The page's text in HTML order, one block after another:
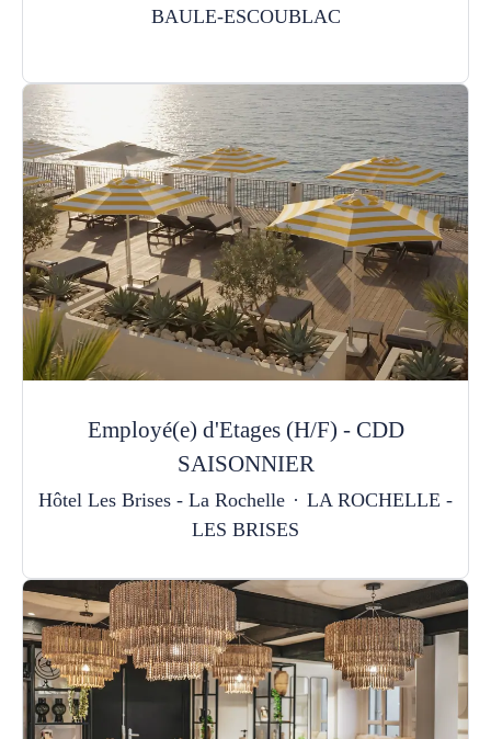
BAULE-ESCOUBLAC
Employé(e) d'Etages (H/F) - CDD
SAISONNIER
Hôtel Les Brises - La Rochelle · LA ROCHELLE -
LES BRISES